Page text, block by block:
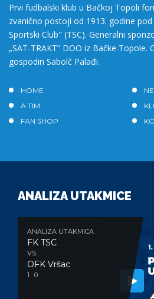
Prvi fudbalski klub u Bačkoj Topoli
zvanično postoji od 1913. godine
Sportski Club" (TSC). Generalni
„SAT-TRAKT” DOO iz Bačke Topole.
gospodin Sabolč Palađi.
HOME
A TIM
FAN SHOP
ANALIZA UTAKMICE
ANALIZA UTAKMICA
FK TSC
VS
OFK Vršac
1 : 0